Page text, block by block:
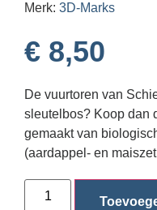
Merk: 3D-Marks
€ 8,50
De vuurtoren van
sleutelbos? Koop dan
gemaakt van
(aardappel- en